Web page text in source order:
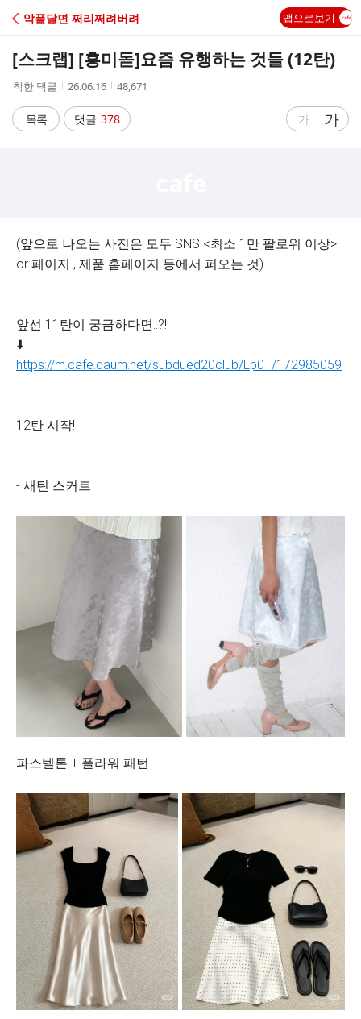
C
A
악플달면 쩌리쩌려버려 앱으로보기
[스크랩] [흥미돋]요즘 유행하는 것들 (12탄)
작
자
착한 댁굴
작
시
간
26.06.16
조
수
48,671
목록 댓글 378
글
게
가
글
자
게
가
(앞으로 나오는 사진은 모두 SNS <최소 1만 팔로워 이상>
or 페이지 , 제품 홈페이지 등에서 퍼오는 것)
앞선 11탄이 궁금하다면..?!
⬇️
https://m.cafe.daum.net/subdued20club/Lp0T/172985059
12탄 시작!
- 새틴 스커트
파스텔톤 + 플라워 패턴